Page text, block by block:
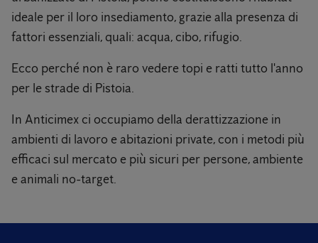
ideale per il loro insediamento, grazie alla presenza di
fattori essenziali, quali: acqua, cibo, rifugio.
Ecco perché non è raro vedere topi e ratti tutto l'anno
per le strade di Pistoia.
In Anticimex ci occupiamo della derattizzazione in
ambienti di lavoro e abitazioni private, con i metodi più
efficaci sul mercato e più sicuri per persone, ambiente
e animali no-target.